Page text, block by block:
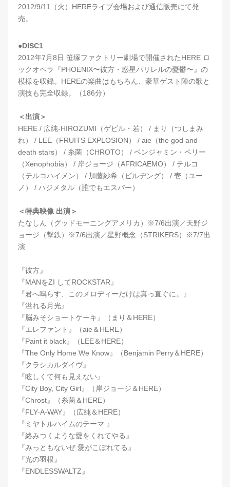
2012/9/11（火）HEREライブ会場および通信販売にて発
売。
●DISC1
2012年7月8日 笹塚ファクトリー劇場で開催されたHERE ロ
ックオペラ『PHOENIX〜彼方・惑星パリレルの憂鬱〜』の
模様を収録。HEREの楽曲はもちろん、豪華ゲスト陣の歌と
演技も完全収録。（186分）
＜出演＞
HERE / 広純-HIROZUMI（ゲビル・若） / まり（つしまみ
れ） / LEE（FRUITS EXPLOSION） / aie（the god and
death stars） / 糸菌（CHROTO） / ベンジャミン・ペリー
（Xenophobia） / 岸ジョージ（AFRICAEMO） / テルコ
（テルコハイメン） / 加藤紗希（ビルヂング） / 壱（ユー
ノ） / ハジメタル（誰でもエスパー）
＜特典映像 出演＞
たなしん（グッドモーニングアメリカ）※7/6出演／天野ジ
ョージ（撃鉄）※7/6出演／星野概念（STRIKERS）※7/7出
演
『彼方』
『MANをZI してROCKSTAR』
『君へ鳴らす、このメロディーだけは真っ直ぐに。』
『溢れる月光』
『脳みそショートケーキ』（まり＆HERE）
『エレファント』（aie＆HERE）
『Paint it black』（LEE＆HERE）
『The Only Home We Know』（Benjamin Perry＆HERE）
『クラシカルダイヴ』
『眩しくて何も見えない』
『City Boy, City Girl』（岸ジョージ＆HERE）
『Chrost』（糸菌＆HERE）
『FLY-A-WAY』（広純＆HERE）
『ミヤトルハイムのテーマ 』
『絡みつくような愛をくれてやる』
『みっともないぜ 愛がこぼれてる』
『光の羽根』
『ENDLESSWALTZ』